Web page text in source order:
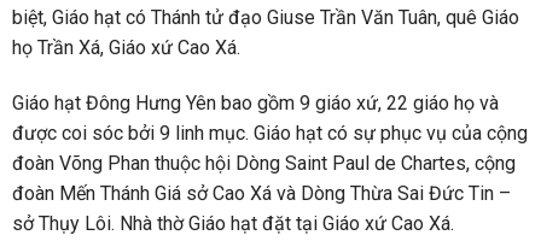
biệt, Giáo hạt có Thánh tử đạo Giuse Trần Văn Tuân, quê Giáo
họ Trần Xá, Giáo xứ Cao Xá.
Giáo hạt Đông Hưng Yên bao gồm 9 giáo xứ, 22 giáo họ và
được coi sóc bởi 9 linh mục. Giáo hạt có sự phục vụ của cộng
đoàn Võng Phan thuộc hội Dòng Saint Paul de Chartes, cộng
đoàn Mến Thánh Giá sở Cao Xá và Dòng Thừa Sai Đức Tin –
sở Thụy Lôi. Nhà thờ Giáo hạt đặt tại Giáo xứ Cao Xá.